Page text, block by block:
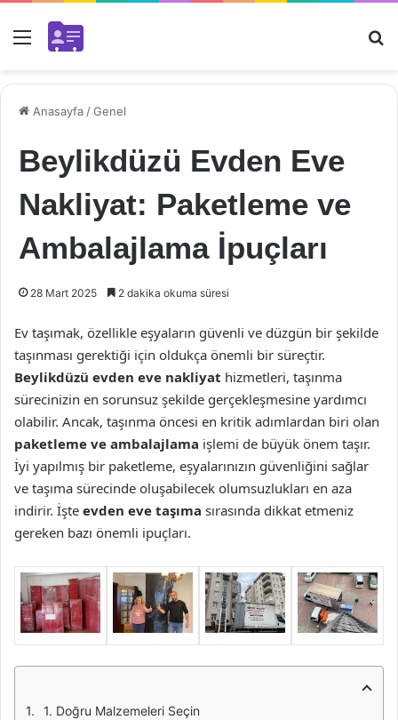
Menü
Anasayfa /Genel
Beylikdüzü Evden Eve
Nakliyat: Paketleme ve
Ambalajlama İpuçları
28 Mart 2025 2 dakika okuma süresi
Ev taşımak, özellikle eşyaların güvenli ve düzgün bir şekilde
taşınması gerektiği için oldukça önemli bir süreçtir.
Beylikdüzü evden eve nakliyat hizmetleri, taşınma
sürecinizin en sorunsuz şekilde gerçekleşmesine yardımcı
olabilir. Ancak, taşınma öncesi en kritik adımlardan biri olan
paketleme ve ambalajlama işlemi de büyük önem taşır.
İyi yapılmış bir paketleme, eşyalarınızın güvenliğini sağlar
ve taşıma sürecinde oluşabilecek olumsuzlukları en aza
indirir. İşte evden eve taşıma sırasında dikkat etmeniz
gereken bazı önemli ipuçları.
1. Doğru Malzemeleri Seçin